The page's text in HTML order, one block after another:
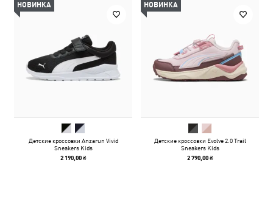
НОВИНКА
Детские кроссовки Anzarun Vivid
Sneakers Kids
2 190,00 ₴
НОВИНКА
Детские кроссовки Evolve 2.0 Trail
Sneakers Kids
2 790,00 ₴